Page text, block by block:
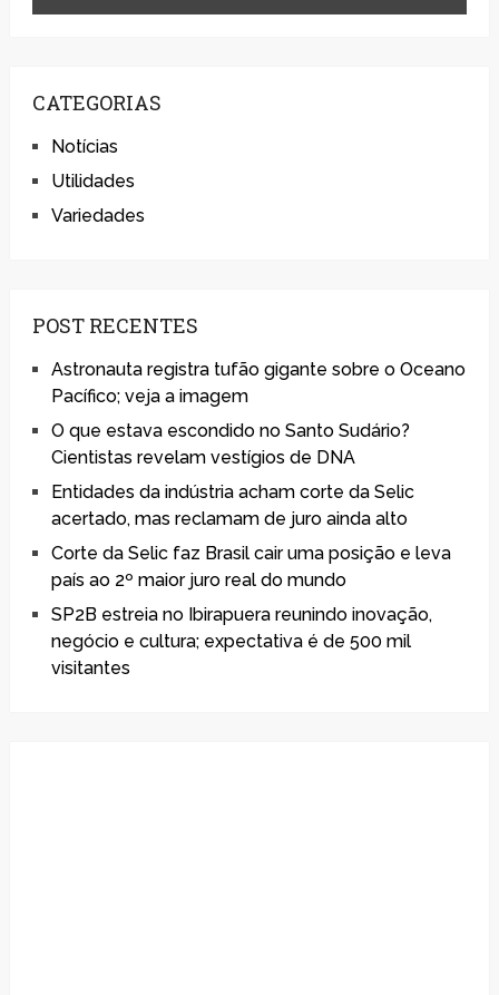
CATEGORIAS
Notícias
Utilidades
Variedades
POST RECENTES
Astronauta registra tufão gigante sobre o Oceano
Pacífico; veja a imagem
O que estava escondido no Santo Sudário?
Cientistas revelam vestígios de DNA
Entidades da indústria acham corte da Selic
acertado, mas reclamam de juro ainda alto
Corte da Selic faz Brasil cair uma posição e leva
país ao 2º maior juro real do mundo
SP2B estreia no Ibirapuera reunindo inovação,
negócio e cultura; expectativa é de 500 mil
visitantes